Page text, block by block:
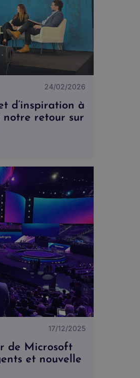
24/02/2026
d’inspiration à
notre retour sur
17/12/2025
de Microsoft
et nouvelle